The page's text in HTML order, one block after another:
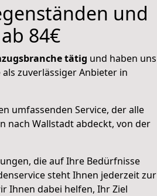
und
84€
tätig und haben uns
zuverlässiger Anbieter in
umfassenden Service, der alle
nach Wallstadt abdeckt, von der
die auf Ihre Bedürfnisse
steht Ihnen jederzeit zur
Ihnen dabei helfen, Ihr Ziel